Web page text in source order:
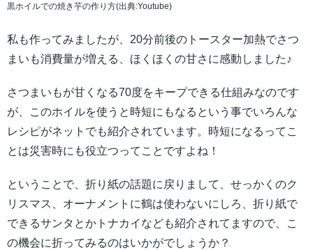
黒ホイルでの焼き芋の作り方(出典:Youtube)
私も作ってみましたが、20分前後のトースター加熱でさつ
まいも消費量が増える、ほくほくの甘さに感動しました♪
さつまいもが甘くなる70度をキープできる仕組みなのです
が、このホイルを使うと時短にもなるという事でいろんな
レシピがネットでも紹介されています。時短になるってこ
とは災害時にも役立つってことですよね！
ということで、折り紙の話題に戻りまして、せっかくのク
リスマス、オーナメントに鶴は使わないにしろ、折り紙で
できるサンタとかトナカイなども紹介されてますので、こ
の機会に折ってみるのはいかがでしょうか？